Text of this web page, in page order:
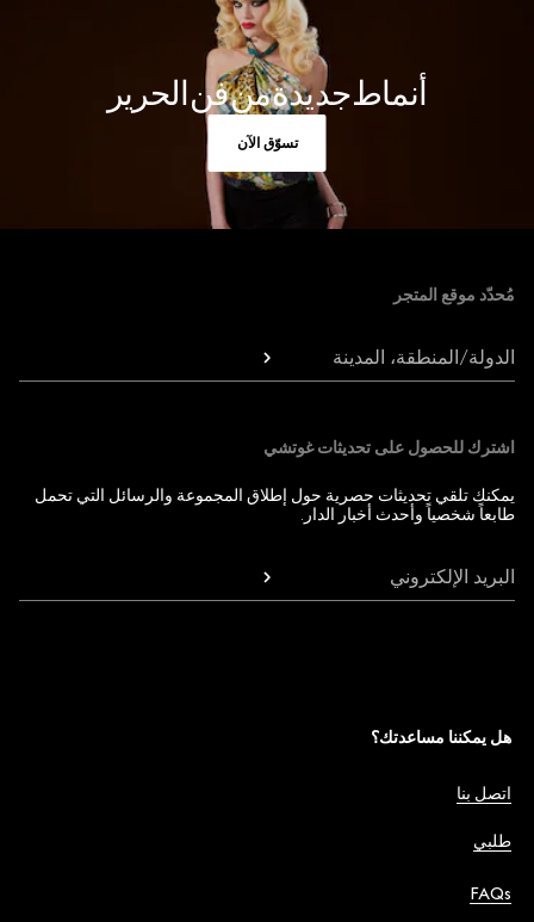
أنماط جديدة من فن الحرير
تسوّق الآن
مُحدّد موقع المتجر
الدولة/المنطقة، المدينة
اشترك للحصول على تحديثات غوتشي
يمكنك تلقي تحديثات حصرية حول إطلاق المجموعة والرسائل التي تحمل
طابعاً شخصياً وأحدث أخبار الدار.
البريد الإلكتروني
هل يمكننا مساعدتك؟
اتصل بنا
طلبي
FAQs